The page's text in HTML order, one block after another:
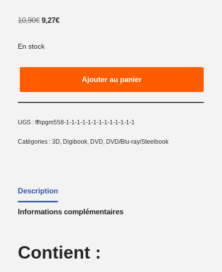
10,90€ 9,27€
En stock
Ajouter au panier
UGS :ffhpgm558-1-1-1-1-1-1-1-1-1-1-1-1-1
Catégories :3D, Digibook, DVD, DVD/Blu-ray/Steelbook
Description
Informations complémentaires
Contient :